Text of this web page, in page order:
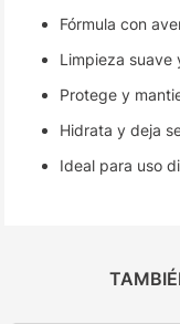
Fórmula con
Limpieza suave
Protege y
Hidrata y deja
Ideal para uso